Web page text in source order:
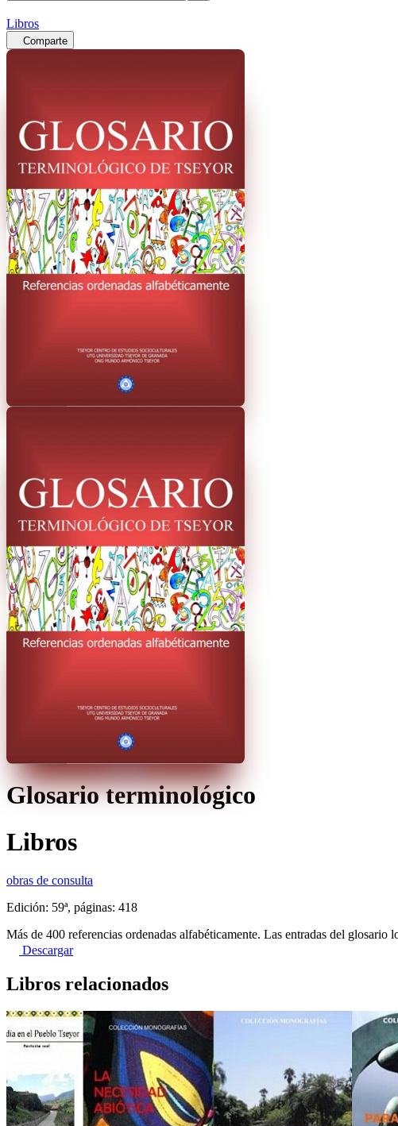
Libros
Comparte
Glosario terminológico
Libros
obras de consulta
Edición: 59ª, páginas: 418
Más de 400 referencias ordenadas alfabéticamente. Las entradas del
Descargar
Libros relacionados